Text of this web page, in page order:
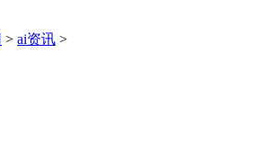
> ai资讯 >